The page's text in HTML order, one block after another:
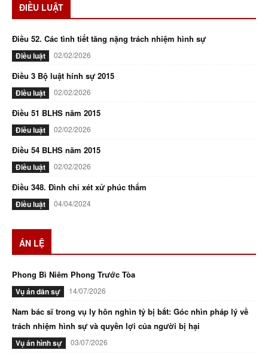
ĐIỀU LUẬT
Điều 52. Các tình tiết tăng nặng trách nhiệm hình sự
Điều luật 02/02/2026
Điều 3 Bộ luật hính sự 2015
Điều luật 02/02/2026
Điều 51 BLHS năm 2015
Điều luật 02/02/2026
Điều 54 BLHS năm 2015
Điều luật 02/02/2026
Điều 348. Đình chỉ xét xử phúc thẩm
Điều luật 04/04/2024
ÁN LỆ
Phong Bì Niêm Phong Trước Tòa
Vụ án dân sự 14/07/2026
Nam bác sĩ trong vụ ly hôn nghìn tỷ bị bắt: Góc nhìn pháp lý về
trách nhiệm hình sự và quyền lợi của người bị hại
Vụ án hình sự 03/07/2026